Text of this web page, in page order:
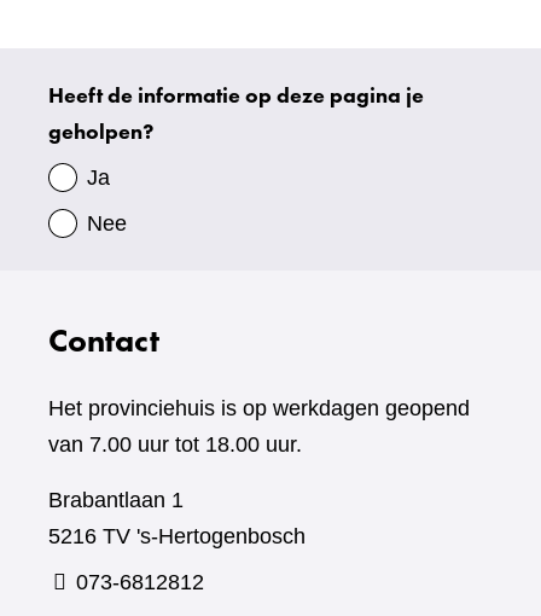
Uw
gegevens
Heeft de informatie op deze pagina je
geholpen?
Ja
Nee
Contact
Het provinciehuis is op werkdagen geopend
van 7.00 uur tot 18.00 uur.
Brabantlaan 1
5216 TV 's-Hertogenbosch
073-6812812